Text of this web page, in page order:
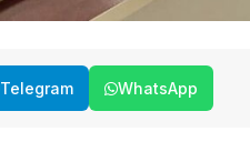
Telegram WhatsApp